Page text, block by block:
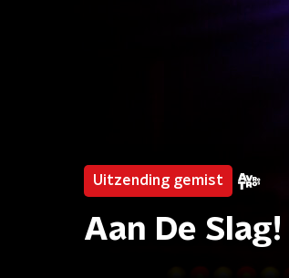
Uitzending gemist
Aan De Slag!